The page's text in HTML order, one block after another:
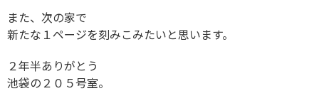
また、次の家で
新たな１ページを刻みこみたいと思います。
２年半ありがとう
池袋の２０５号室。